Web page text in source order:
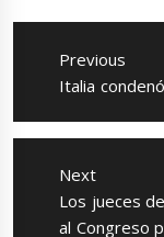
Navegación
entradas
Previous
Previous
Italia
Next
Next
post:
Los jueces
al Congreso